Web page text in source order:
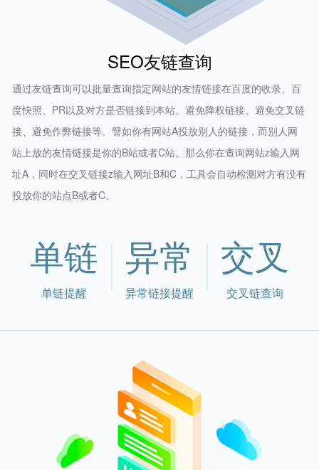
SEO友链查询
通过友链查询可以批量查询指定网站的友情链接在百度的收录、百
度快照、PR以及对方是否链接到本站。避免降权链接、避免交叉链
接、避免作弊链接等。譬如你有网站A投放别人的链接，而别人网
站上放的友情链接是你的B站或者C站。那么你在查询网站z输入网
址A，同时在交叉链接z输入网址B和C，工具会自动检测对方有没有
投放你的站点B或者C。
单链
单链提醒
异常
异常链接提醒
交叉
交叉链查询